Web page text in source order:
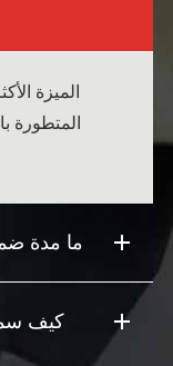
الميزة
ما مدة
كيف